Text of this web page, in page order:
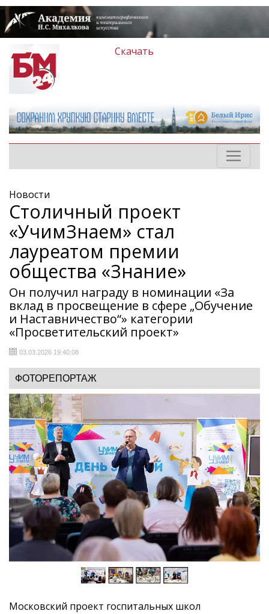
Скачать
Новости
Столичный проект
«УчимЗнаем» стал
лауреатом премии
общества «Знание»
Он получил награду в номинации «За
вклад в просвещение в сфере „Обучение
и Наставничество“» категории
«Просветительский проект»
03.03.2026 19:40:08
ФОТОРЕПОРТАЖ
Московский проект госпитальных школ